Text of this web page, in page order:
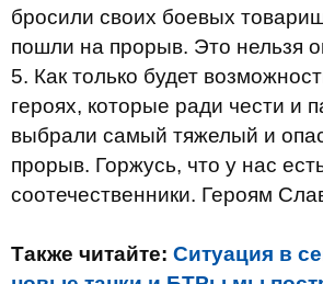
бросили своих боевых
пошли на прорыв. Это нельзя
5. Как только будет
героях, которые ради чести и
выбрали самый тяжелый и
прорыв. Горжусь, что у нас
соотечественники. Героям
Также читайте: Ситуация в